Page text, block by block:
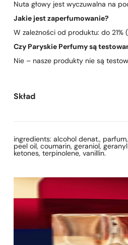
Nuta głowy jest wyczuwalna na
Jakie jest zaperfumowanie?
W zależności od produktu: do
Czy Paryskie Perfumy są
Nie – nasze produkty nie są
Skład
ingredients: alcohol denat.,
peel oil, coumarin, geraniol,
ketones, terpinolene, vanillin.